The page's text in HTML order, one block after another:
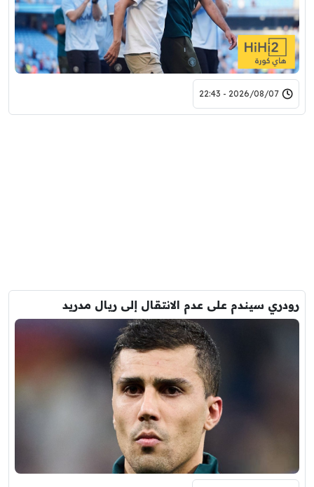
2026/08/07 - 22:43
رودري سيندم على عدم الانتقال إلى ريال مدريد